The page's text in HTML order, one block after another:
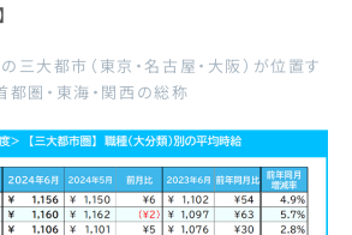
大都市（東京・名古屋・大阪）が位置す
都圏・東海・関西の総称